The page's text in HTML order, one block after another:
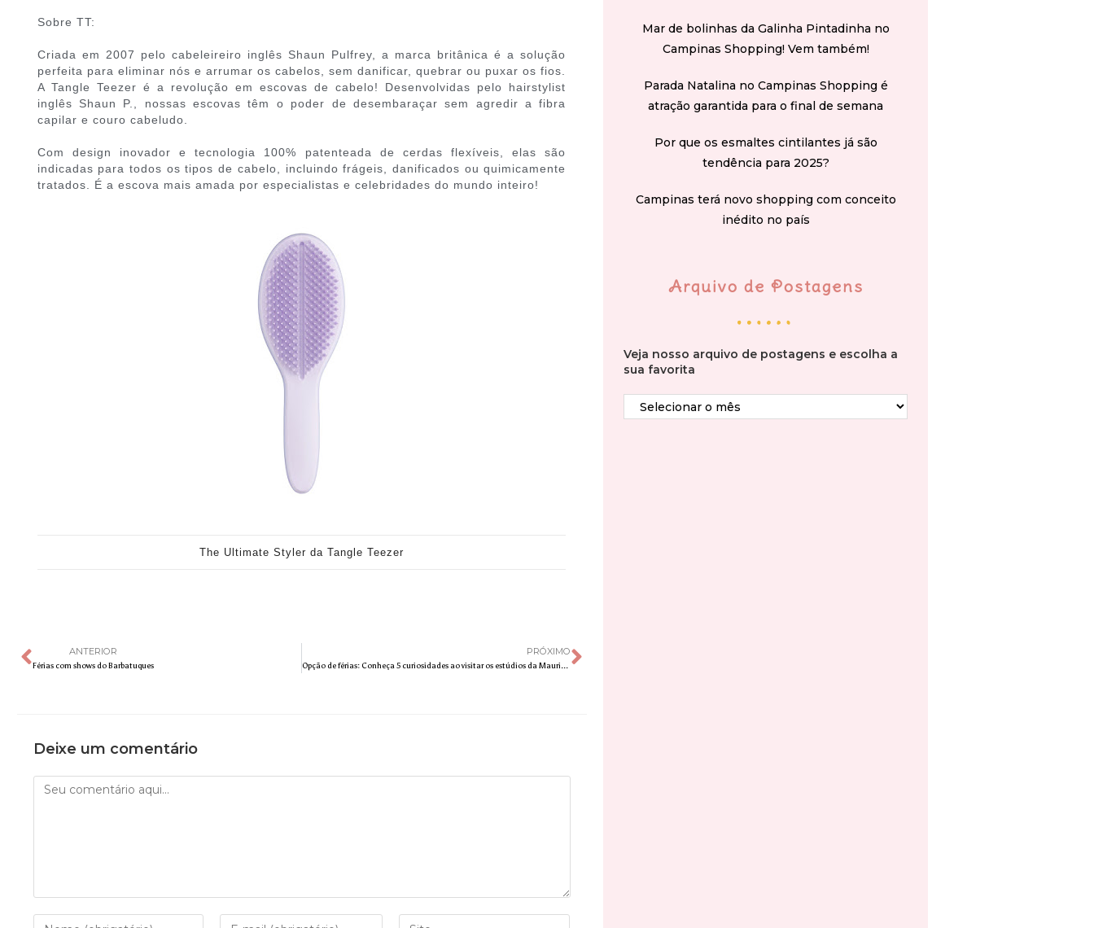
Sobre TT:
Criada em 2007 pelo cabeleireiro inglês Shaun Pulfrey, a marca britânica é a solução
perfeita para eliminar nós e arrumar os cabelos, sem danificar, quebrar ou puxar os fios.
A Tangle Teezer é a revolução em escovas de cabelo! Desenvolvidas pelo hairstylist
inglês Shaun P., nossas escovas têm o poder de desembaraçar sem agredir a fibra
capilar e couro cabeludo.
Com design inovador e tecnologia 100% patenteada de cerdas flexíveis, elas são
indicadas para todos os tipos de cabelo, incluindo frágeis, danificados ou quimicamente
tratados. É a escova mais amada por especialistas e celebridades do mundo inteiro!
The Ultimate Styler da Tangle Teezer
ANTERIOR
Férias com shows do Barbatuques
PRÓXIMO
Opção de férias: Conheça 5 curiosidades ao visitar os estúdios da Mauricio de Sousa Produções
Deixe um comentário
Mar de bolinhas da Galinha Pintadinha no
Campinas Shopping! Vem também!
Parada Natalina no Campinas Shopping é
atração garantida para o final de semana
Por que os esmaltes cintilantes já são
tendência para 2025?
Campinas terá novo shopping com conceito
inédito no país
Arquivo de Postagens
Veja nosso arquivo de postagens e escolha a
sua favorita